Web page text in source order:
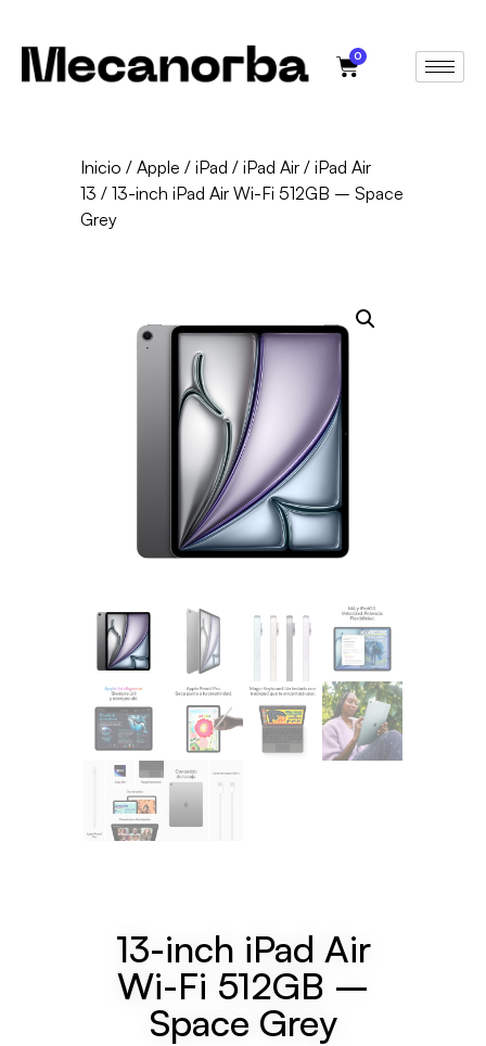
0
Inicio /Apple /iPad /iPad Air /iPad Air
13 / 13-inch iPad Air Wi-Fi 512GB – Space
Grey
13-inch iPad Air
Wi-Fi 512GB –
Space Grey